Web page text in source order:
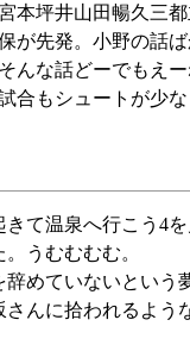
本坪井山田暢久三
が先発。小野の話
んな話どーでもえ
合もシュートが少
きて温泉へ行こう4
うむむむむ。
辞めていないという
さんに拾われるよう